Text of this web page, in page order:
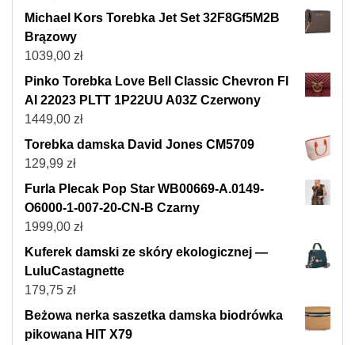
Michael Kors Torebka Jet Set 32F8Gf5M2B
Brązowy
1039,00 zł
Pinko Torebka Love Bell Classic Chevron Fl
AI 22023 PLTT 1P22UU A03Z Czerwony
1449,00 zł
Torebka damska David Jones CM5709
129,99 zł
Furla Plecak Pop Star WB00669-A.0149-
O6000-1-007-20-CN-B Czarny
1999,00 zł
Kuferek damski ze skóry ekologicznej —
LuluCastagnette
179,75 zł
Beżowa nerka saszetka damska biodrówka
pikowana HIT X79